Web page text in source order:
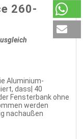
260-
Aluminium-
dass| 40
Fensterbank ohne
werden
nachaußen